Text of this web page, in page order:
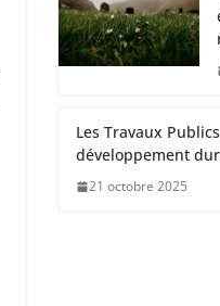
Les Travaux
développement
21 octobre 2025